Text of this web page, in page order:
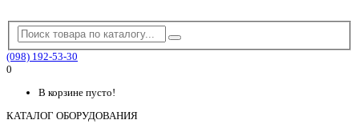
(098) 192-53-30
0
В корзине пусто!
КАТАЛОГ ОБОРУДОВАНИЯ